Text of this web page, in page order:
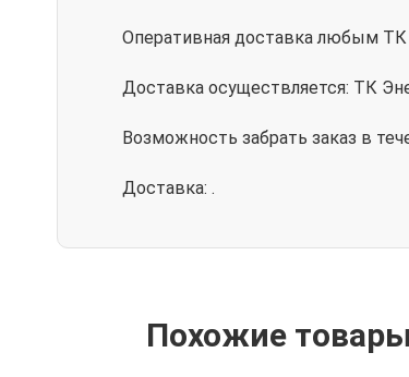
Оперативная доставка любым ТК
Доставка осуществляется: ТК
Возможность забрать заказ в
Доставка: .
Похожие товары